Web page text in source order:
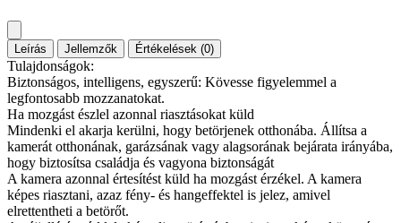
Leírás Jellemzők Értékelések (0)
Tulajdonságok:
Biztonságos, intelligens, egyszerű: Kövesse figyelemmel a
legfontosabb mozzanatokat.
Ha mozgást észlel azonnal riasztásokat küld
Mindenki el akarja kerülni, hogy betörjenek otthonába. Állítsa a
kamerát otthonának, garázsának vagy alagsorának bejárata irányába,
hogy biztosítsa családja és vagyona biztonságát
A kamera azonnal értesítést küld ha mozgást érzékel. A kamera
képes riasztani, azaz fény- és hangeffektel is jelez, amivel
elrettentheti a betörőt.